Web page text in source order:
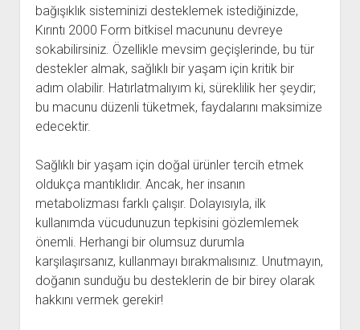
bağışıklık sisteminizi desteklemek istediğinizde,
Kırıntı 2000 Form bitkisel macununu devreye
sokabilirsiniz. Özellikle mevsim geçişlerinde, bu tür
destekler almak, sağlıklı bir yaşam için kritik bir
adım olabilir. Hatırlatmalıyım ki, süreklilik her şeydir;
bu macunu düzenli tüketmek, faydalarını maksimize
edecektir.
Sağlıklı bir yaşam için doğal ürünler tercih etmek
oldukça mantıklıdır. Ancak, her insanın
metabolizması farklı çalışır. Dolayısıyla, ilk
kullanımda vücudunuzun tepkisini gözlemlemek
önemli. Herhangi bir olumsuz durumla
karşılaşırsanız, kullanmayı bırakmalısınız. Unutmayın,
doğanın sunduğu bu desteklerin de bir birey olarak
hakkını vermek gerekir!